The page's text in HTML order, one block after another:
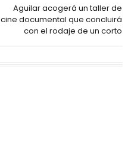
Aguilar acogerá un taller de
cine documental que concluirá
con el rodaje de un corto